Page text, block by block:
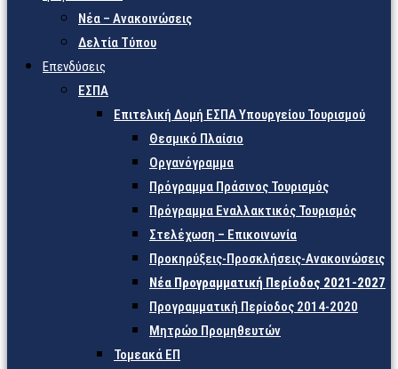
Νέα – Ανακοινώσεις
Δελτία Τύπου
Επενδύσεις
ΕΣΠΑ
Επιτελική Δομή ΕΣΠΑ Υπουργείου Τουρισμού
Θεσμικό Πλαίσιο
Οργανόγραμμα
Πρόγραμμα Πράσινος Τουρισμός
Πρόγραμμα Εναλλακτικός Τουρισμός
Στελέχωση – Επικοινωνία
Προκηρύξεις-Προσκλήσεις-Ανακοινώσεις
Νέα Προγραμματική Περίοδος 2021-2027
Προγραμματική Περίοδος 2014-2020
Μητρώο Προμηθευτών
Τομεακά ΕΠ